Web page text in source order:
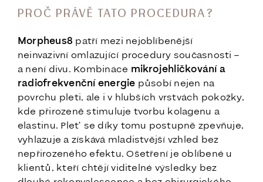
PROČ PRÁVĚ TATO PROCEDURA?
Morpheus8 patří mezi nejoblíbenější
neinvazivní omlazující procedury současnosti –
a není divu. Kombinace mikrojehličkování a
radiofrekvenční energie působí nejen na
povrchu pleti, ale i v hlubších vrstvách pokožky,
kde přirozeně stimuluje tvorbu kolagenu a
elastinu. Pleť se díky tomu postupně zpevňuje,
vyhlazuje a získává mladistvější vzhled bez
nepřirozeného efektu. Ošetření je oblíbené u
klientů, kteří chtějí viditelné výsledky bez